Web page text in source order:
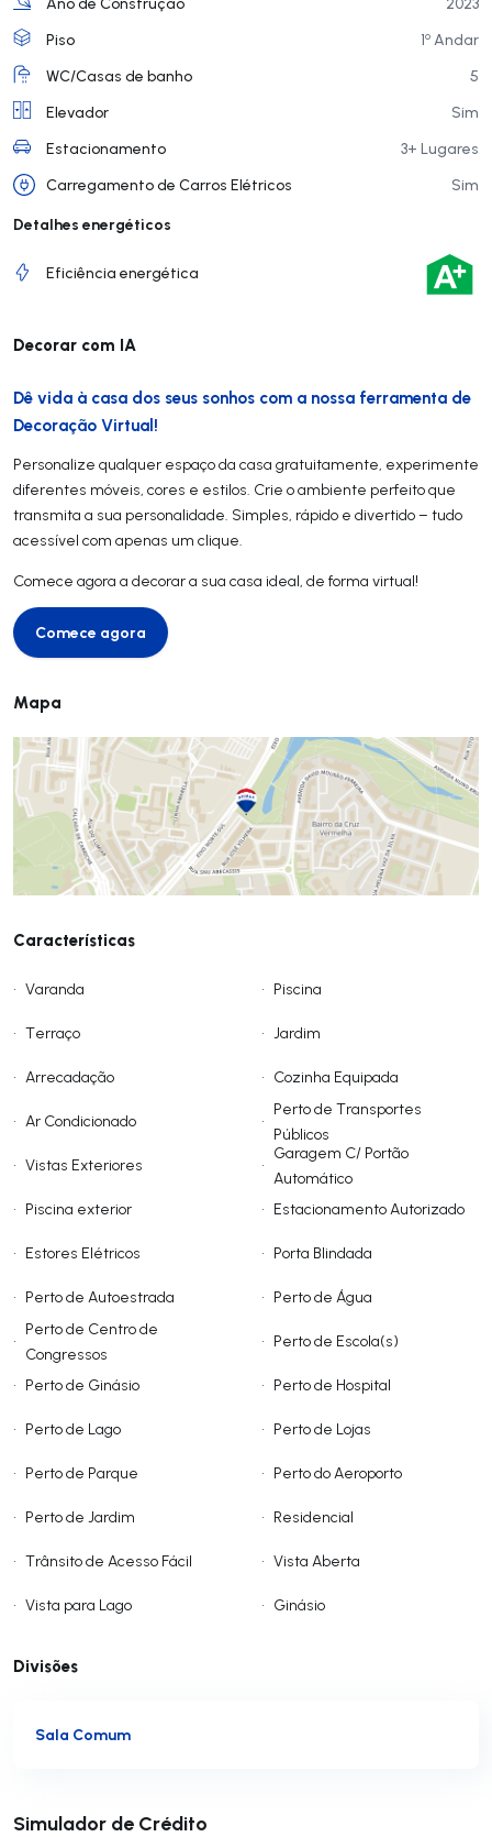
Piso
1o Andar
WC/Casas de banho
5
Elevador
Sim
Estacionamento
3+ Lugares
Carregamento de Carros Elétricos
Sim
Detalhes energéticos
Eficiência energética
Decorar com IA
Dê vida à casa dos seus sonhos com a nossa ferramenta de
Decoração Virtual!
Personalize qualquer espaço da casa gratuitamente, experimente
diferentes móveis, cores e estilos. Crie o ambiente perfeito que
transmita a sua personalidade. Simples, rápido e divertido – tudo
acessível com apenas um clique.
Comece agora a decorar a sua casa ideal, de forma virtual!
Comece agora
Comece agora
Mapa
Características
• Varanda • Piscina
• Terraço • Jardim
• Arrecadação • Cozinha Equipada
• Ar Condicionado •
Perto de Transportes
Públicos
• Vistas Exteriores •
Garagem C/ Portão
Automático
• Piscina exterior • Estacionamento Autorizado
• Estores Elétricos • Porta Blindada
• Perto de Autoestrada • Perto de Água
•
Perto de Centro de
Congressos
• Perto de Escola(s)
• Perto de Ginásio • Perto de Hospital
• Perto de Lago • Perto de Lojas
• Perto de Parque • Perto do Aeroporto
• Perto de Jardim • Residencial
• Trânsito de Acesso Fácil • Vista Aberta
• Vista para Lago • Ginásio
Divisões
Sala Comum
Simulador de Crédito
Submeter